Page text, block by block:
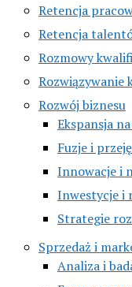
Retencja
Retencja
Rozmowy
Rozwiązywanie
Rozwój biznesu
Ekspansja
Fuzje i
Innowacje i
Inwestycje i
Strategie
Sprzedaż i
Analiza i